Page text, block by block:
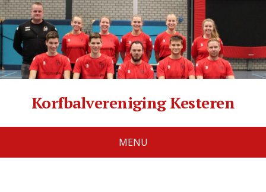
Korfbalvereniging Kesteren
MENU